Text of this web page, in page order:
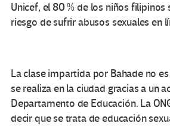
Unicef, el 80 % de los niños filipinos
riesgo de sufrir abusos sexuales en
La clase impartida por Bahade no
se realiza en la ciudad gracias a un
Departamento de Educación. La
decir que se trata de educación